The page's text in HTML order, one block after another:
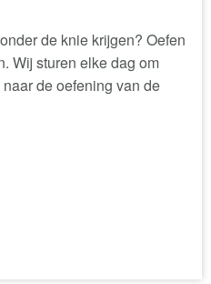
de knie krijgen? Oefen
Wij sturen elke dag om
de oefening van de